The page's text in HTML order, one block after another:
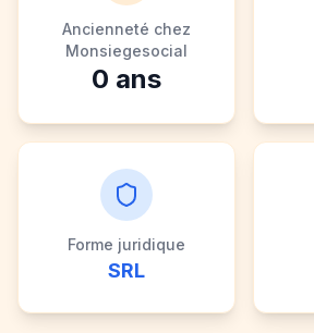
Ancienneté chez
Monsiegesocial
0 ans
Forme juridique
SRL